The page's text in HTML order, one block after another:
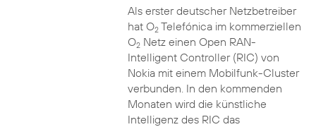
Als erster deutscher Netzbetreiber
hat O2Telefónica im kommerziellen
O2Netz einen Open RAN-
Intelligent Controller (RIC) von
Nokia mit einem Mobilfunk-Cluster
verbunden. In den kommenden
Monaten wird die künstliche
Intelligenz des RIC das